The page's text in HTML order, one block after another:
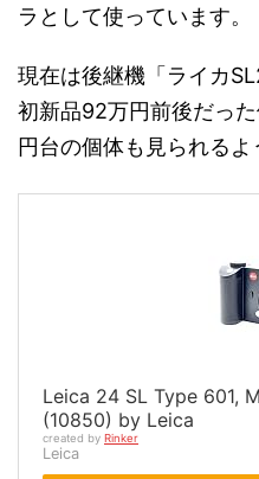
ラとして使っています。
現在は後継機「ライカ
初新品92万円前後だっ
円台の個体も見られるよ
Leica 24 SL Type 601,
(10850) by Leica
created by Rinker
Leica